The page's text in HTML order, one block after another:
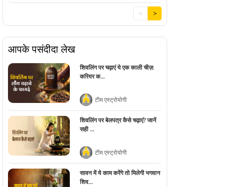
< >
आपके पसंदीदा लेख
शिवलिंग पर चढ़ाएं ये एक काली चीज़:
करियर क...
टीम एस्ट्रोयोगी
शिवलिंग पर बेलपत्र कैसे चढ़ाएं? जानें
सही ...
टीम एस्ट्रोयोगी
सावन में ये काम करेंगे तो मिलेगी भगवान
शिव...